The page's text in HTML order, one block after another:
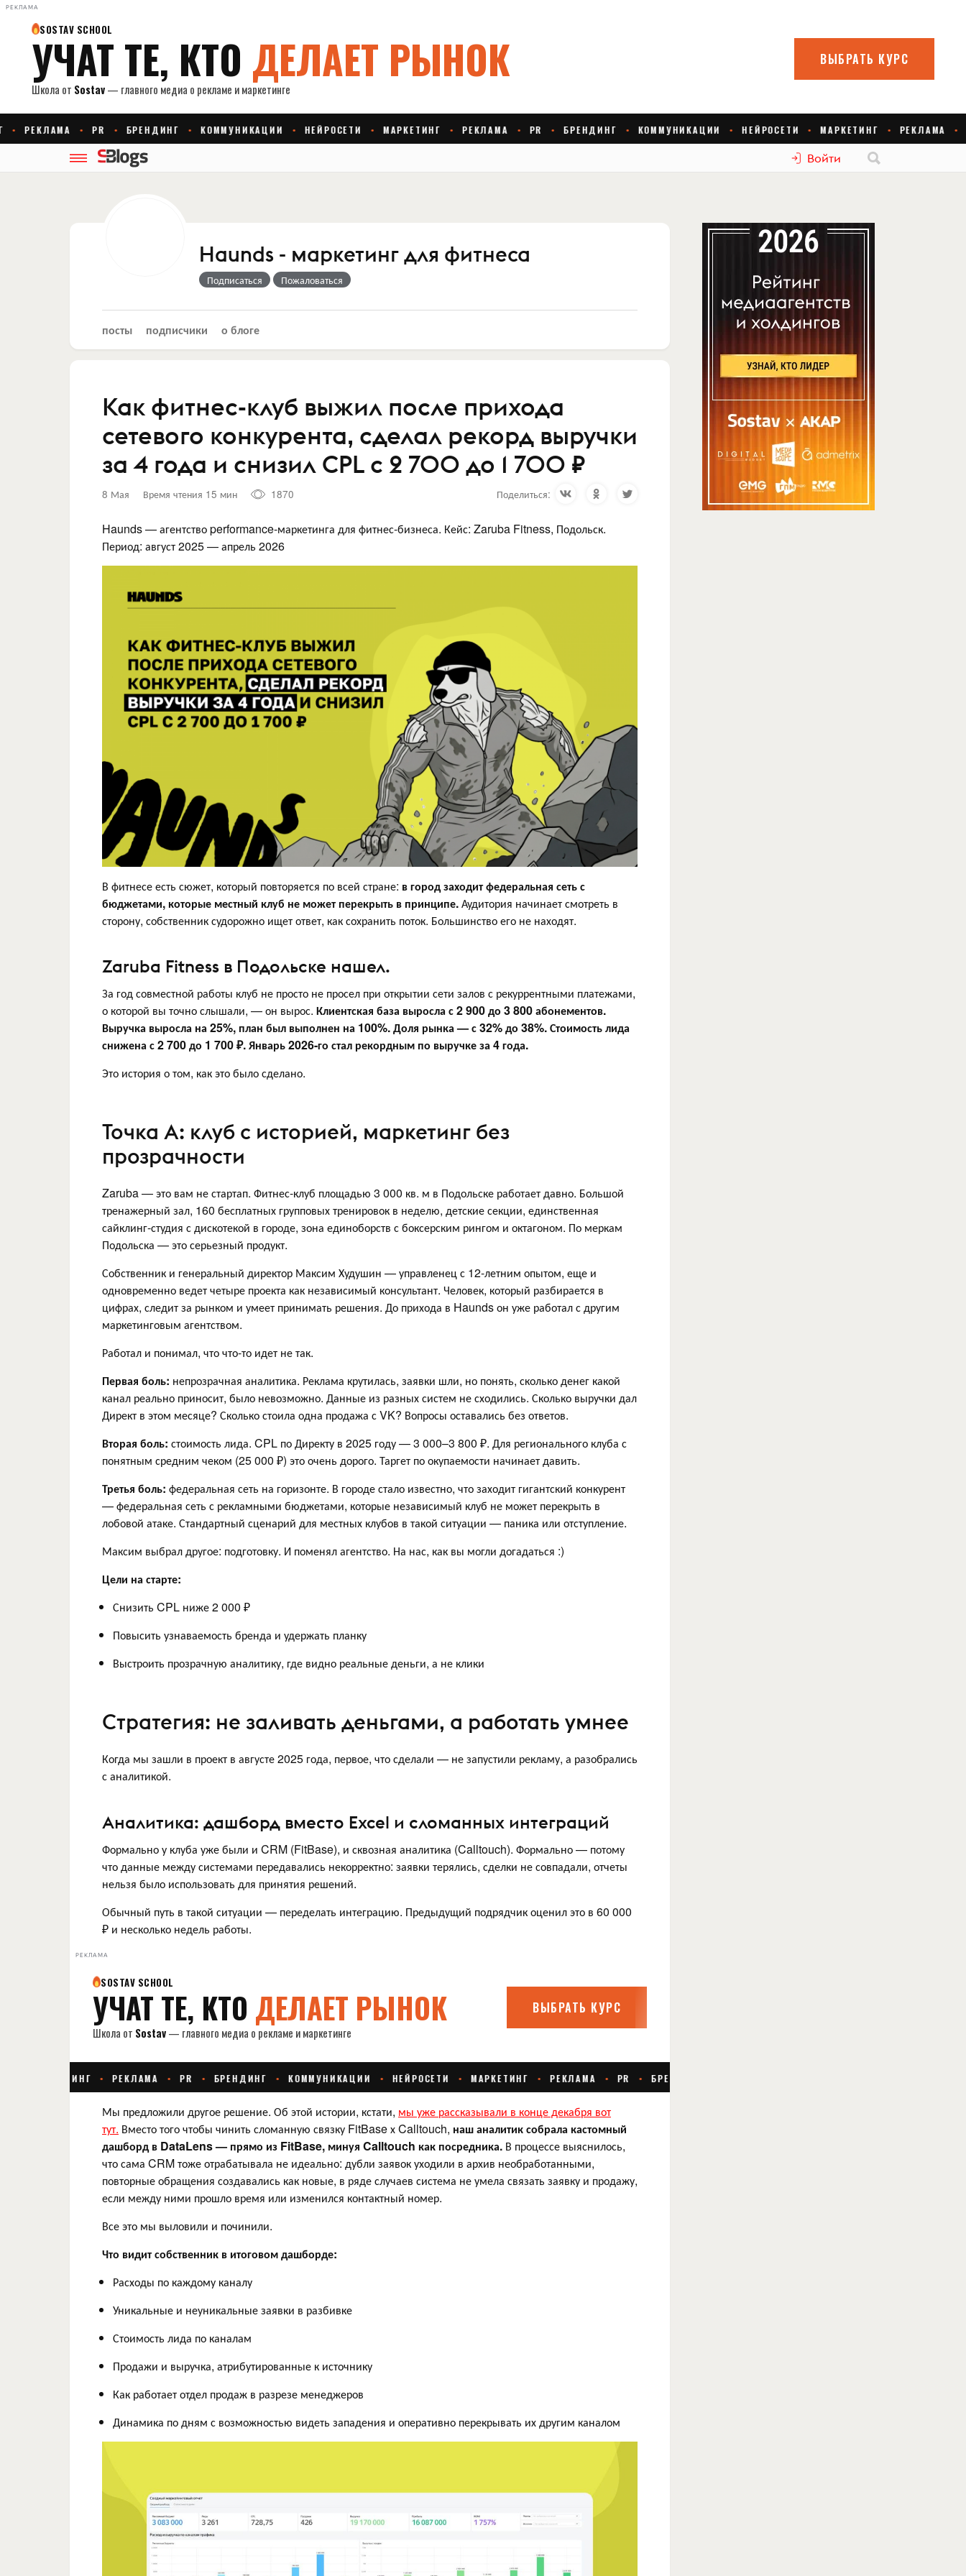
РЕКЛАМА
Войти
Haunds - маркетинг для фитнеса
Подписаться Пожаловаться
посты подписчики о блоге
Как фитнес-клуб выжил после прихода
сетевого конкурента, сделал рекорд выручки
за 4 года и снизил CPL с 2 700 до 1 700 ₽
8 Мая Время чтения 15 мин 1870 Поделиться:
Haunds — агентство performance-маркетинга для фитнес-бизнеса. Кейс: Zaruba Fitness, Подольск.
Период: август 2025 — апрель 2026
В фитнесе есть сюжет, который повторяется по всей стране: в город заходит федеральная сеть с
бюджетами, которые местный клуб не может перекрыть в принципе.Аудитория начинает смотреть в
сторону, собственник судорожно ищет ответ, как сохранить поток. Большинство его не находят.
Zaruba Fitness в Подольске нашел.
За год совместной работы клуб не просто не просел при открытии сети залов с рекуррентными платежами,
о которой вы точно слышали, — он вырос. Клиентская база выросла с 2 900 до 3 800 абонементов.
Выручка выросла на 25%, план был выполнен на 100%. Доля рынка — с 32% до 38%. Стоимость лида
снижена с 2 700 до 1 700 ₽. Январь 2026-го стал рекордным по выручке за 4 года.
Это история о том, как это было сделано.
Точка А: клуб с историей, маркетинг без
прозрачности
Zaruba — это вам не стартап. Фитнес-клуб площадью 3 000 кв. м в Подольске работает давно. Большой
тренажерный зал, 160 бесплатных групповых тренировок в неделю, детские секции, единственная
сайклинг-студия с дискотекой в городе, зона единоборств с боксерским рингом и октагоном. По меркам
Подольска — это серьезный продукт.
Собственник и генеральный директор Максим Худушин — управленец с 12-летним опытом, еще и
одновременно ведет четыре проекта как независимый консультант. Человек, который разбирается в
цифрах, следит за рынком и умеет принимать решения. До прихода в Haunds он уже работал с другим
маркетинговым агентством.
Работал и понимал, что что-то идет не так.
Первая боль: непрозрачная аналитика. Реклама крутилась, заявки шли, но понять, сколько денег какой
канал реально приносит, было невозможно. Данные из разных систем не сходились. Сколько выручки дал
Директ в этом месяце? Сколько стоила одна продажа с VK? Вопросы оставались без ответов.
Вторая боль: стоимость лида. CPL по Директу в 2025 году — 3 000–3 800 ₽. Для регионального клуба с
понятным средним чеком (25 000 ₽) это очень дорого. Таргет по окупаемости начинает давить.
Третья боль: федеральная сеть на горизонте. В городе стало известно, что заходит гигантский конкурент
— федеральная сеть с рекламными бюджетами, которые независимый клуб не может перекрыть в
лобовой атаке. Стандартный сценарий для местных клубов в такой ситуации — паника или отступление.
Максим выбрал другое: подготовку. И поменял агентство. На нас, как вы могли догадаться :)
Цели на старте:
Снизить CPL ниже 2 000 ₽
Повысить узнаваемость бренда и удержать планку
Выстроить прозрачную аналитику, где видно реальные деньги, а не клики
Стратегия: не заливать деньгами, а работать умнее
Когда мы зашли в проект в августе 2025 года, первое, что сделали — не запустили рекламу, а разобрались
с аналитикой.
Аналитика: дашборд вместо Excel и сломанных интеграций
Формально у клуба уже были и CRM (FitBase), и сквозная аналитика (Calltouch). Формально — потому
что данные между системами передавались некорректно: заявки терялись, сделки не совпадали, отчеты
нельзя было использовать для принятия решений.
Обычный путь в такой ситуации — переделать интеграцию. Предыдущий подрядчик оценил это в 60 000
₽ и несколько недель работы.
РЕКЛАМА
Мы предложили другое решение. Об этой истории, кстати, мы уже рассказывали в конце декабря вот
тут. Вместо того чтобы чинить сломанную связку FitBase х Calltouch, наш аналитик собрала кастомный
дашборд в DataLens — прямо из FitBase, минуя Calltouch как посредника. В процессе выяснилось,
что сама CRM тоже отрабатывала не идеально: дубли заявок уходили в архив необработанными,
повторные обращения создавались как новые, в ряде случаев система не умела связать заявку и продажу,
если между ними прошло время или изменился контактный номер.
Все это мы выловили и починили.
Что видит собственник в итоговом дашборде:
Расходы по каждому каналу
Уникальные и неуникальные заявки в разбивке
Стоимость лида по каналам
Продажи и выручка, атрибутированные к источнику
Как работает отдел продаж в разрезе менеджеров
Динамика по дням с возможностью видеть западения и оперативно перекрывать их другим каналом